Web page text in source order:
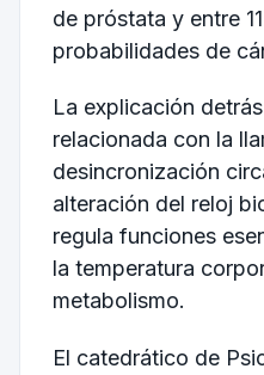
de próstata y entre
probabilidades de
La explicación
relacionada con la
desincronización
alteración del reloj
regula funciones
la temperatura
metabolismo.
El catedrático de